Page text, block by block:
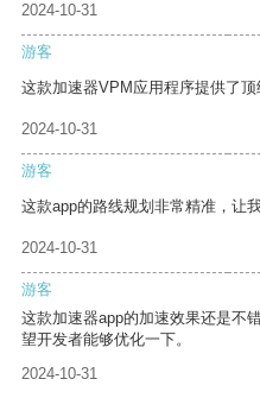
2024-10-31
游客
这款加速器VPM应用程序提供了顶
2024-10-31
游客
这款app的路线规划非常精准，让
2024-10-31
游客
这款加速器app的加速效果还是不
望开发者能够优化一下。
2024-10-31